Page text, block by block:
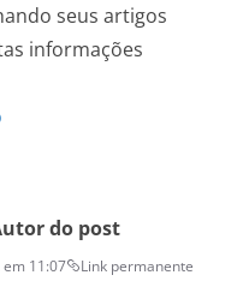
seus artigos
informações
do post
11:07 Link permanente